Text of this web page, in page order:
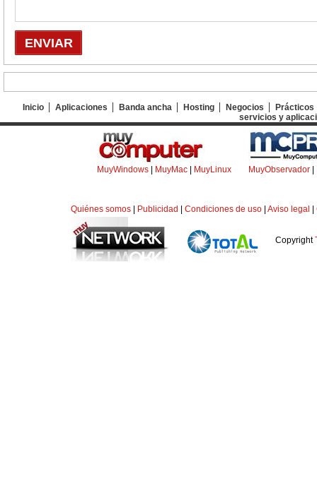
Inicio Aplicaciones Banda ancha Hosting Negocios
Prácticos
servicios y
MuyWindows MuyMac MuyLinux MuyObservador
Quiénes somos Publicidad Condiciones de uso Aviso legal
Copyright